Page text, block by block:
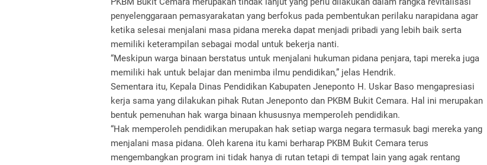
penyelenggaraan pemasyarakatan yang berfokus pada pembentukan perilaku narapidana agar
ketika selesai menjalani masa pidana mereka dapat menjadi pribadi yang lebih baik serta
memiliki keterampilan sebagai modal untuk bekerja nanti.
“Meskipun warga binaan berstatus untuk menjalani hukuman pidana penjara, tapi mereka juga
memiliki hak untuk belajar dan menimba ilmu pendidikan,” jelas Hendrik.
Sementara itu, Kepala Dinas Pendidikan Kabupaten Jeneponto H. Uskar Baso mengapresiasi
kerja sama yang dilakukan pihak Rutan Jeneponto dan PKBM Bukit Cemara. Hal ini merupakan
bentuk pemenuhan hak warga binaan khususnya memperoleh pendidikan.
“Hak memperoleh pendidikan merupakan hak setiap warga negara termasuk bagi mereka yang
menjalani masa pidana. Oleh karena itu kami berharap PKBM Bukit Cemara terus
mengembangkan program ini tidak hanya di rutan tetapi di tempat lain yang agak rentang